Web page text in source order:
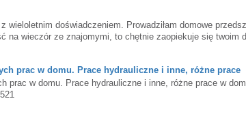
wieloletnim doświadczeniem. Prowadziłam domowe
na wieczór ze znajomymi, to chętnie zaopiekuje się
prac w domu. Prace hydrauliczne i inne, różne prace
prac w domu. Prace hydrauliczne i inne, różne prace w